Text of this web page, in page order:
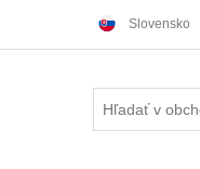
Slovensko